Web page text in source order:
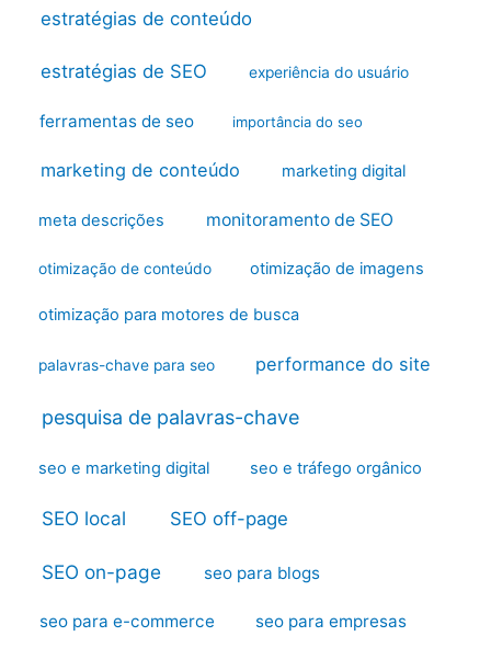
estratégias de conteúdo
estratégias de SEO experiência do usuário
ferramentas de seo importância do seo
marketing de conteúdo marketing digital
meta descrições monitoramento de SEO
otimização de conteúdo otimização de imagens
otimização para motores de busca
palavras-chave para seo performance do site
pesquisa de palavras-chave
seo e marketing digital seo e tráfego orgânico
SEO local SEO off-page
SEO on-page seo para blogs
seo para e-commerce seo para empresas